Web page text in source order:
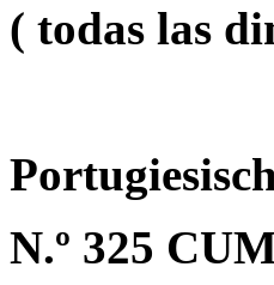
( todas las
N.º 325